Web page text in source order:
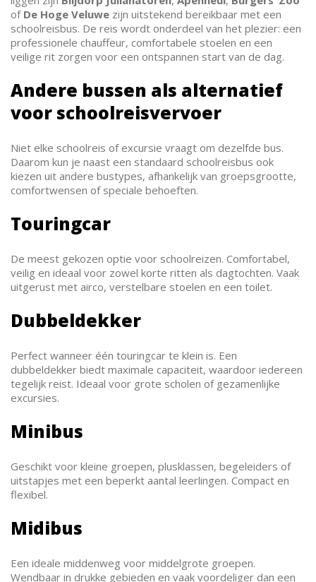
of De Hoge Veluwe zijn uitstekend bereikbaar met een
schoolreisbus. De reis wordt onderdeel van het plezier: een
professionele chauffeur, comfortabele stoelen en een
veilige rit zorgen voor een ontspannen start van de dag.
Andere bussen als alternatief
voor schoolreisvervoer
Niet elke schoolreis of excursie vraagt om dezelfde bus.
Daarom kun je naast een standaard schoolreisbus ook
kiezen uit andere bustypes, afhankelijk van groepsgrootte,
comfortwensen of speciale behoeften.
Touringcar
De meest gekozen optie voor schoolreizen. Comfortabel,
veilig en ideaal voor zowel korte ritten als dagtochten. Vaak
uitgerust met airco, verstelbare stoelen en een toilet.
Dubbeldekker
Perfect wanneer één touringcar te klein is. Een
dubbeldekker biedt maximale capaciteit, waardoor iedereen
tegelijk reist. Ideaal voor grote scholen of gezamenlijke
excursies.
Minibus
Geschikt voor kleine groepen, plusklassen, begeleiders of
uitstapjes met een beperkt aantal leerlingen. Compact en
flexibel.
Midibus
Een ideale middenweg voor middelgrote groepen.
Wendbaar in drukke gebieden en vaak voordeliger dan een